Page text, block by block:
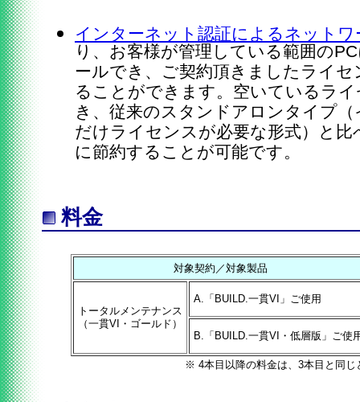
インターネット認証によるネット
り、お客様が管理している範囲の
ールでき、ご契約頂きましたライ
ることができます。空いているラ
き、従来のスタンドアロンタイプ
だけライセンスが必要な形式）と
に節約することが可能です。
料金
対象契約／対象製品
トータルメンテナンス
（一貫VI・ゴールド）
A.「BUILD.一貫VI」ご使用
B.「BUILD.一貫VI・低層版」ご使
※ 4本目以降の料金は、3本目と同じ